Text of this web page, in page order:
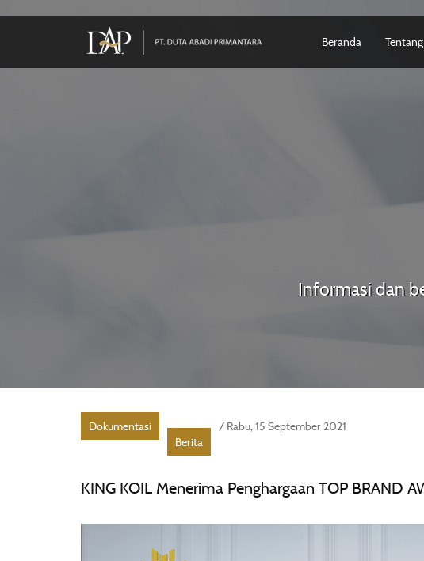
Beranda
Informasi dan
Dokumentasi
Berita
/ Rabu, 15 September 2021
KING KOIL Menerima Penghargaan TOP BRAND